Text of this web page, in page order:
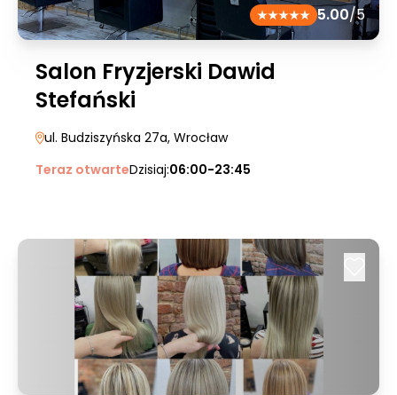
5.00/5
Salon Fryzjerski Dawid
Stefański
ul. Budziszyńska 27a, Wrocław
Teraz otwarteDzisiaj:06:00-23:45